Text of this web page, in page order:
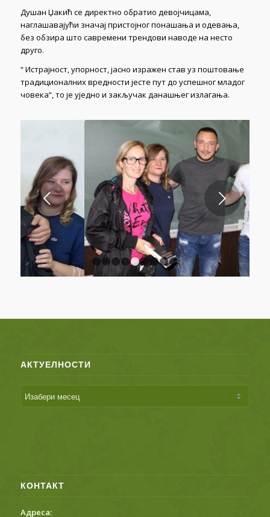
Душан Џакић се директно обратио девојчицама,
наглашавајући значај пристојног понашања и одевања,
без обзира што савремени трендови наводе на несто
друго.
“ Истрајност, упорност, јасно изражен став уз поштовање
традиционалних вредности јесте пут до успешног младог
човека“, то је уједно и закључак данашњег излагања.
Next
1 2 3 6 7
АКТУЕЛНОСТИ
КОНТАКТ
Адреса: